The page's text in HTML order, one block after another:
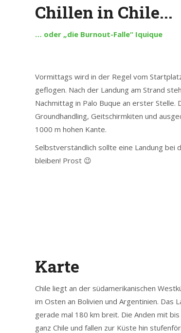
Chillen in Chile...
… oder „die Burnout-Falle“ Iquique
Vormittags wird in der Regel vom
geflogen. Nach der Landung am Strand
Nachmittag in Palo Buque an erster
Groundhandling, Geitschirmkiten und
1000 m hohen Kante.
Selbstverständlich sollte eine Landung bei
bleiben! Prost 😉
Karte
Chile liegt an der südamerikanischen
im Osten an Bolivien und Argentinien. Das
gerade mal 180 km breit. Die Anden mit
ganz Chile und fallen zur Küste hin